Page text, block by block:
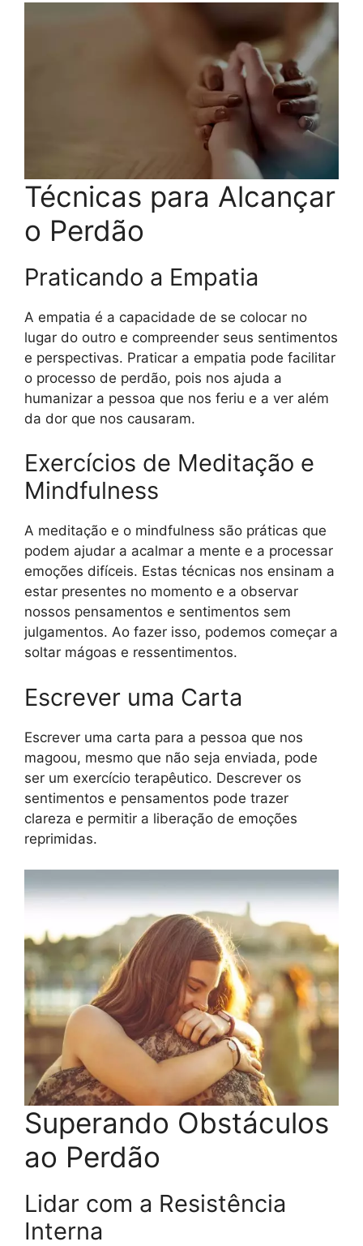
Técnicas para Alcançar
o Perdão
Praticando a Empatia
A empatia é a capacidade de se colocar no
lugar do outro e compreender seus sentimentos
e perspectivas. Praticar a empatia pode facilitar
o processo de perdão, pois nos ajuda a
humanizar a pessoa que nos feriu e a ver além
da dor que nos causaram.
Exercícios de Meditação e
Mindfulness
A meditação e o mindfulness são práticas que
podem ajudar a acalmar a mente e a processar
emoções difíceis. Estas técnicas nos ensinam a
estar presentes no momento e a observar
nossos pensamentos e sentimentos sem
julgamentos. Ao fazer isso, podemos começar a
soltar mágoas e ressentimentos.
Escrever uma Carta
Escrever uma carta para a pessoa que nos
magoou, mesmo que não seja enviada, pode
ser um exercício terapêutico. Descrever os
sentimentos e pensamentos pode trazer
clareza e permitir a liberação de emoções
reprimidas.
Superando Obstáculos
ao Perdão
Lidar com a Resistência
Interna